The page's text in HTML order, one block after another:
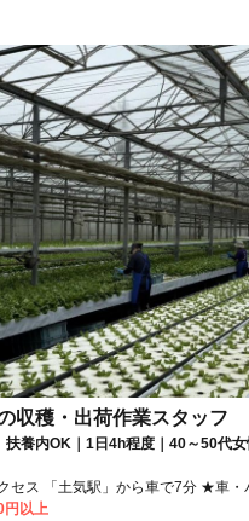
収穫・出荷作業スタッフ
扶養内OK｜1日4h程度｜40～50代女
セス 「土気駅」から車で7分 ★車・
円以上